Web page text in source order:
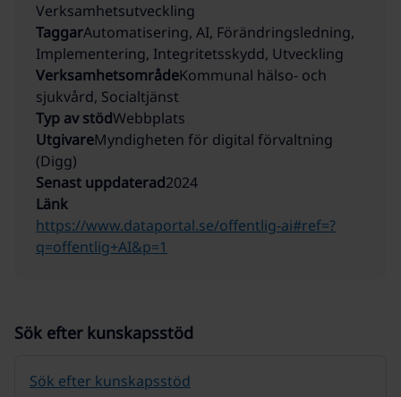
Verksamhetsutveckling
TaggarAutomatisering, AI, Förändringsledning,
Implementering, Integritetsskydd, Utveckling
VerksamhetsområdeKommunal hälso- och
sjukvård, Socialtjänst
Typ av stödWebbplats
UtgivareMyndigheten för digital förvaltning
(Digg)
Senast uppdaterad2024
Länk
https://www.dataportal.se/offentlig-ai#ref=?
q=offentlig+AI&p=1
Sök efter kunskapsstöd
Sök efter kunskapsstöd